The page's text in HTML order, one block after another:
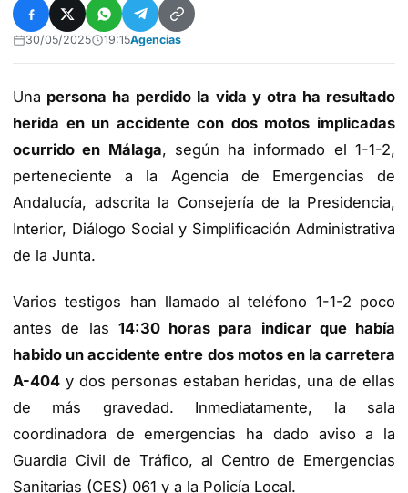
30/05/2025 19:15Agencias
Una persona ha perdido la vida y otra ha resultado
herida en un accidente con dos motos implicadas
ocurrido en Málaga, según ha informado el 1-1-2,
perteneciente a la Agencia de Emergencias de
Andalucía, adscrita la Consejería de la Presidencia,
Interior, Diálogo Social y Simplificación Administrativa
de la Junta.
Varios testigos han llamado al teléfono 1-1-2 poco
antes de las 14:30 horas para indicar que había
habido un accidente entre dos motos en la carretera
A-404 y dos personas estaban heridas, una de ellas
de más gravedad. Inmediatamente, la sala
coordinadora de emergencias ha dado aviso a la
Guardia Civil de Tráfico, al Centro de Emergencias
Sanitarias (CES) 061 y a la Policía Local.